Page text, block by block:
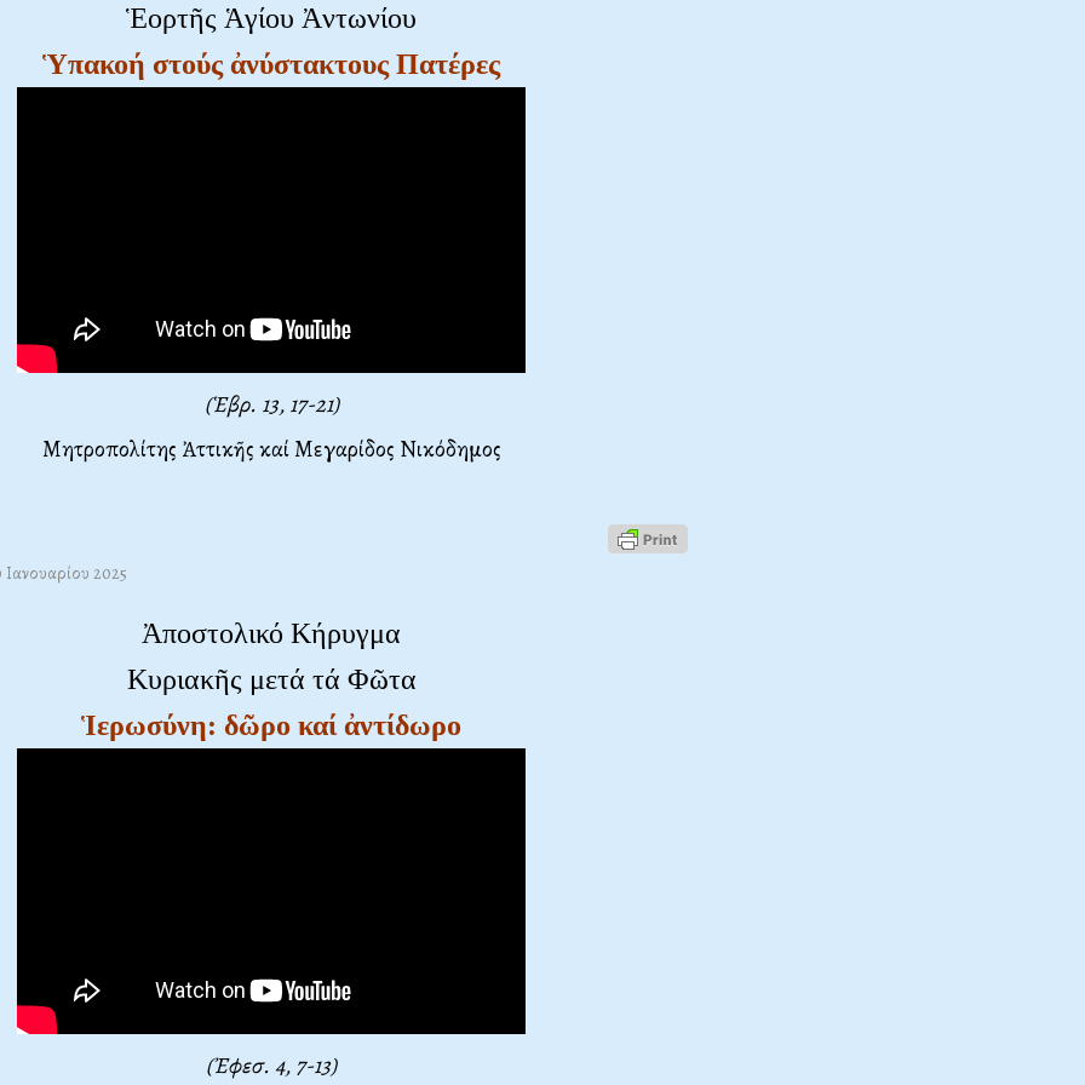
Ἑορτῆς Ἁγίου Ἀντωνίου
Ὑπακοή στούς ἀνύστακτους Πατέρες
(Ἑβρ. 13, 17-21)
Μητροπολίτης Ἀττικῆς καί Μεγαρίδος Νικόδημος
Ιανουαρίου 2025
Ἀποστολικό Κήρυγμα
Κυριακῆς μετά τά Φῶτα
Ἱερωσύνη: δῶρο καί ἀντίδωρο
(Ἐφεσ. 4, 7-13)